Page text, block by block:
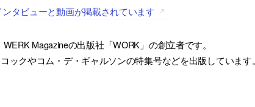
タビューと動画が掲載されています
Magazineの出版社「WORK」の創立者です。
ックやコム・デ・ギャルソンの特集号などを出版しています。